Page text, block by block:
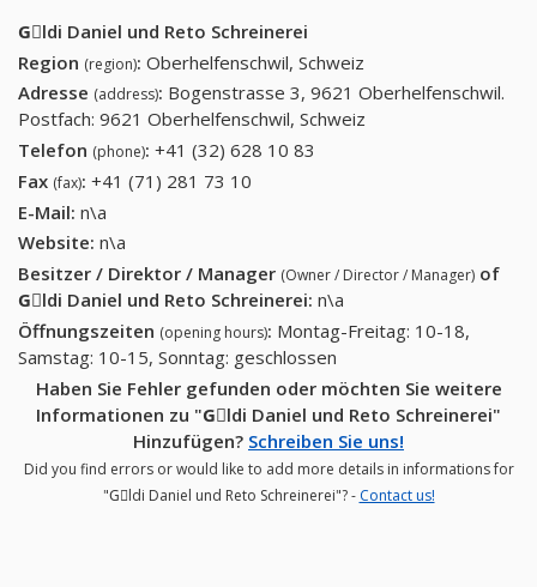
Gِldi Daniel und Reto Schreinerei
Region (region): Oberhelfenschwil, Schweiz
Adresse (address): Bogenstrasse 3, 9621 Oberhelfenschwil.
Postfach: 9621 Oberhelfenschwil, Schweiz
Telefon (phone): +41 (32) 628 10 83
Fax (fax): +41 (71) 281 73 10
E-Mail: n\a
Website: n\a
Besitzer / Direktor / Manager (Owner / Director / Manager) of
Gِldi Daniel und Reto Schreinerei: n\a
Öffnungszeiten (opening hours): Montag-Freitag: 10-18,
Samstag: 10-15, Sonntag: geschlossen
Haben Sie Fehler gefunden oder möchten Sie weitere
Informationen zu "Gِldi Daniel und Reto Schreinerei"
Hinzufügen? Schreiben Sie uns!
Did you find errors or would like to add more details in informations for
"Gِldi Daniel und Reto Schreinerei"? - Contact us!